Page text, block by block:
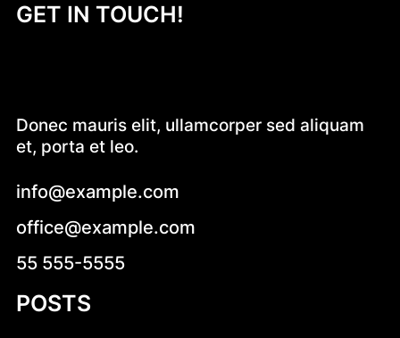
a
GET IN TOUCH!
Donec mauris elit, ullamcorper sed aliquam
et, porta et leo.
info@example.com
office@example.com
55 555-5555
POSTS